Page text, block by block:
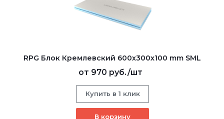
RPG Блок Кремлевский 600х300х100 mm SML
от 970 руб./шт
Купить в 1 клик
В корзину